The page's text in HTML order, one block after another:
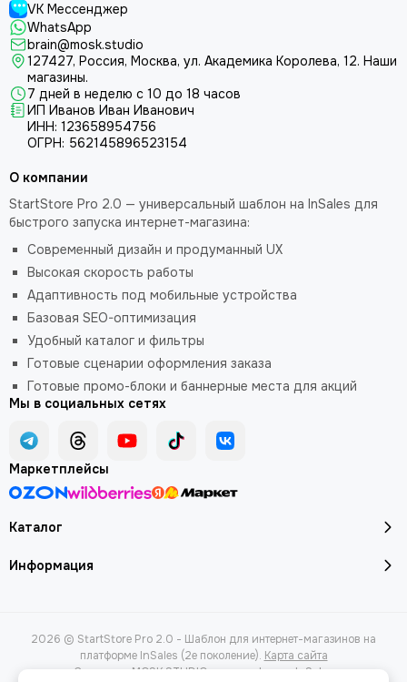
VK Мессенджер
WhatsApp
brain@mosk.studio
127427, Россия, Москва, ул. Академика Королева, 12. Наши
магазины.
7 дней в неделю с 10 до 18 часов
ИП Иванов Иван Иванович
ИНН: 123658954756
ОГРН: 562145896523154
Каталог
Информация
О компании
StartStore Pro 2.0 — универсальный шаблон на InSales для
быстрого запуска интернет-магазина:
Современный дизайн и продуманный UX
Высокая скорость работы
Адаптивность под мобильные устройства
Базовая SEO-оптимизация
Удобный каталог и фильтры
Готовые сценарии оформления заказа
Готовые промо-блоки и баннерные места для акций
Мы в социальных сетях
Маркетплейсы
2026 © StartStore Pro 2.0 - Шаблон для интернет-магазинов на
платформе InSales (2е поколение). Карта сайта
Сделано в MOSK.STUDIO для платформы InSales